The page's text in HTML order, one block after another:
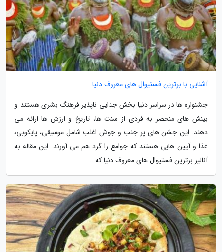
آشنایی با برترین فستیوال های معروف دنیا
جشنواره ها در سراسر دنیا بخش جدایی ناپذیر فرهنگ بشری هستند و
بینش های منحصر به فردی از سنت ها، تاریخ و ارزش ها ارائه می
دهند. این جشن های پر جنب و جوش اغلب شامل موسیقی، پایکوبی،
غذا و آیین هایی هستند که جوامع را گرد هم می آورند. این مقاله به
آنالیز برترین فستیوال های معروف دنیا که...